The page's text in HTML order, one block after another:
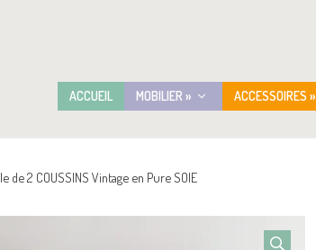
ACCUEIL MOBILIER » ACCESSOIRES »
de 2 COUSSINS Vintage en Pure SOIE